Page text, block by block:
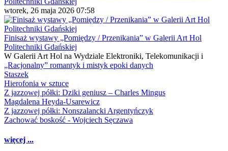
wtorek, 26 maja 2026 07:58
Finisaż wystawy „Pomiędzy / Przenikania” w Galerii Art Hol
Politechniki Gdańskiej
W Galerii Art Hol na Wydziale Elektroniki, Telekomunikacji i
„Racjonalny” romantyk i mistyk epoki danych
Staszek
Hierofonia w sztuce
Z jazzowej półki: Dziki geniusz – Charles Mingus
Magdalena Heyda-Usarewicz
Z jazzowej półki: Nonszalancki Argentyńczyk
Zachować boskość - Wojciech Sęczawa
więcej ...